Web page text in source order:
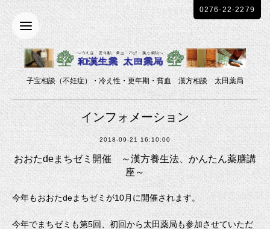
子宝相談（不妊症）・冷え性・更年期・貧血 漢方相談 太田薬局
0276-22-2279
インフォメーション
2018-09-21 16:10:00
おおたdeまちゼミ開催 ～漢方養生法、かんたん薬膳講
座～
今年もおおたdeまちゼミが10月に開催されます。
今年でまちゼミも第5回、初回から太田薬局も参加させていただ